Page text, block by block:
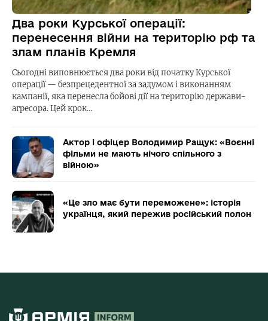
Два роки Курської операції:
перенесення війни на територію рф та
злам планів Кремля
Сьогодні виповнюється два роки від початку Курської
операції — безпрецедентної за задумом і виконанням
кампанії, яка перенесла бойові дії на територію держави-
агресора. Цей крок…
Актор і офіцер Володимир Ращук: «Воєнні
фільми не мають нічого спільного з
війною»
«Це зло має бути переможене»: історія
українця, який пережив російський полон